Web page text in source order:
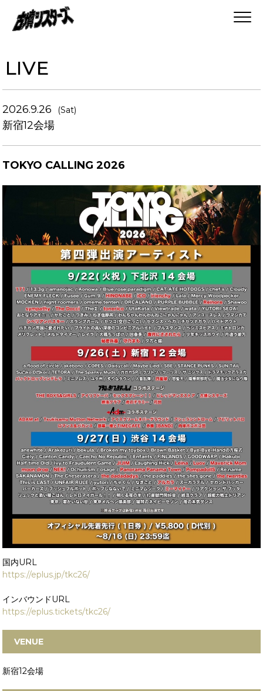
LIVE
2026.9.26 (Sat)
新宿12会場
TOKYO CALLING 2026
国内URL
https://eplus.jp/tkc26/
インバウンドURL
https://eplus.tickets/tkc26/
VENUE
新宿12会場